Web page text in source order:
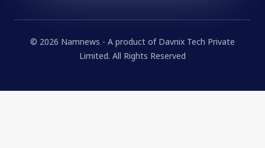
© 2026 Namnews - A product of Davnix Tech Private
Limited. All Rights Reserved